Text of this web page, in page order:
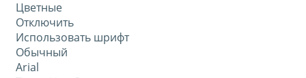
Цветные
Отключить
Использовать шрифт
Обычный
Arial